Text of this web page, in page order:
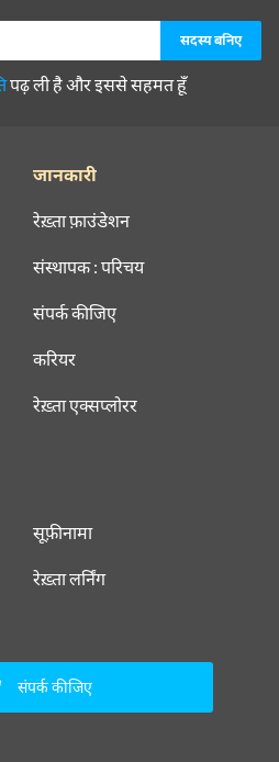
पढ़ ली है और इससे सहमत हूँ
जानकारी
रेख़्ता फ़ाउंडेशन
संस्थापक : परिचय
संपर्क कीजिए
करियर
रेख़्ता एक्सप्लोरर
सूफ़ीनामा
रेख़्ता लर्निंग
संपर्क कीजिए